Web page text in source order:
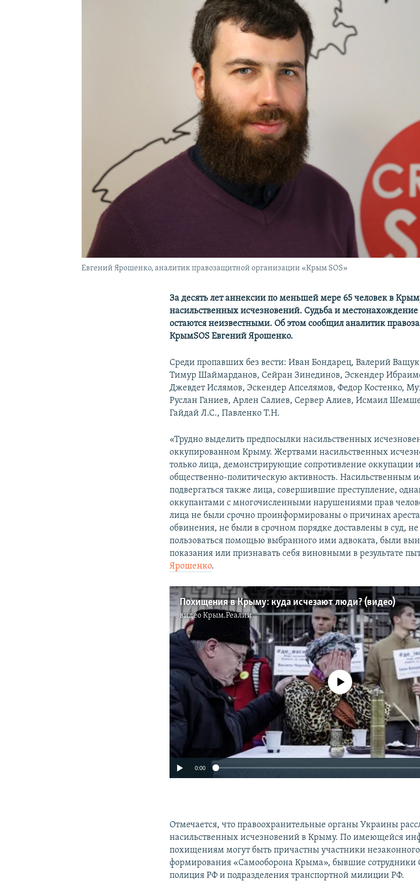
Евгений Ярошенко, аналитик правозащитной организации «Крым SOS»
За десять лет аннексии по меньшей мере 65 человек в
насильственных исчезновений. Судьба и местонахождение
остаются неизвестными. Об этом сообщил аналитик
КрымSOS Евгений Ярошенко.
Среди пропавших без вести: Иван Бондарец, Валерий
Тимур Шаймарданов, Сейран Зинединов, Эскендер
Джевдет Ислямов, Эскендер Апселямов, Федор Костенко,
Руслан Ганиев, Арлен Салиев, Сервер Алиев, Исмаил
Гайдай Л.С., Павленко Т.Н.
«Трудно выделить предпосылки насильственных
оккупированном Крыму. Жертвами насильственных
только лица, демонстрирующие сопротивление оккупации
общественно-политическую активность. Насильственным
подвергаться также лица, совершившие преступление,
оккупантами с многочисленными нарушениями прав
лица не были срочно проинформированы о причинах
обвинения, не были в срочном порядке доставлены в суд,
пользоваться помощью выбранного ими адвоката, были
показания или признавать себя виновными в результате
Ярошенко.
Похищения в Крыму: куда исчезают люди? (видео)
видеоКрым.Реалии
Auto 270p 360p
1080p
No media source currently available
0:00
Отмечается, что правоохранительные органы Украины
насильственных исчезновений в Крыму. По имеющейся
похищениям могут быть причастны участники
формирования «Самооборона Крыма», бывшие
полиция РФ и подразделения транспортной милиции РФ.